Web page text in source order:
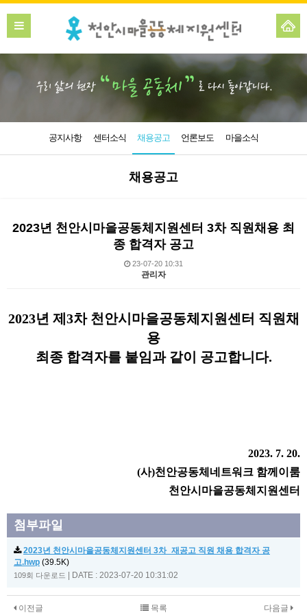
공지사항 센터소식 채용공고 언론보도 마을소식
채용공고
2023년 천안시마을공동체지원센터 3차 직원채용 최
종 합격자 공고
23-07-20 10:31
관리자
2023년 제 3차 천안시마을공동체지원센터 직원채
용
최종 합격자를 붙임과 같이 공고합니다.
2023. 7. 20.
(사)천안공동체네트워크 함께이룸
천안시마을공동체지원센터
첨부파일
2023년 천안시마을공동체지원센터 3차_재공고 직원 채용 합격자 공
고.hwp (39.5K)
109회 다운로드 DATE : 2023-07-20 10:31:02
이전글 다음글
목록